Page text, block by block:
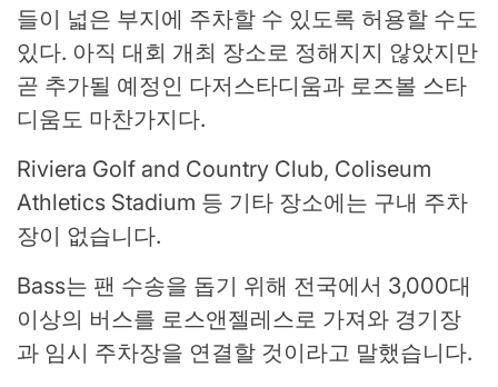
들이 넓은 부지에 주차할 수 있도록 허용할 수도
있다. 아직 대회 개최 장소로 정해지지 않았지만
곧 추가될 예정인 다저스타디움과 로즈볼 스타
디움도 마찬가지다.
Riviera Golf and Country Club, Coliseum
Athletics Stadium 등 기타 장소에는 구내 주차
장이 없습니다.
Bass는 팬 수송을 돕기 위해 전국에서 3,000대
이상의 버스를 로스앤젤레스로 가져와 경기장
과 임시 주차장을 연결할 것이라고 말했습니다.